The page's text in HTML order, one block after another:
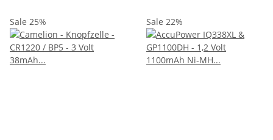
Sale 25% Sale 22%